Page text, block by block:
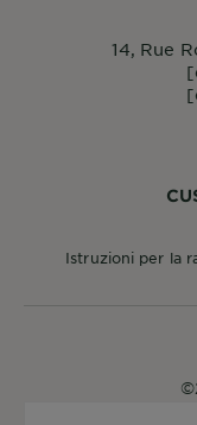
Istruzioni per la
14, Rue